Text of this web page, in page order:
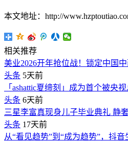
本文地址：http://
相关推荐
美业2026开年抢位战！锁定中国
头条 5天前
「ashattic夏缔刻」成为首个被央
头条 6天前
三星李富真现身儿子毕业典礼 静
头条 17天前
从“看见趋势”到“成为趋势”，抖音